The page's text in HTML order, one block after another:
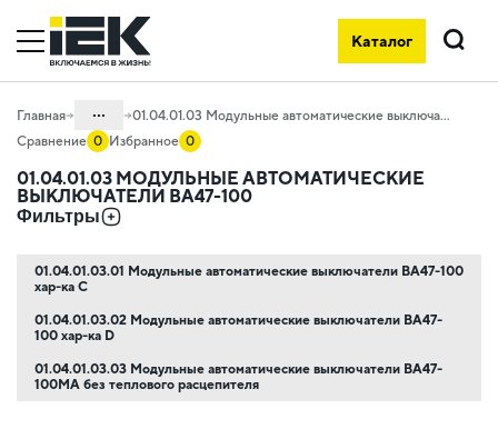
Каталог
Поиск
Главная ...
Каталог
01. Модульное оборудование
выключатели KARAT
01.04.01.03 Модульные автоматические выключатели ВА47-100
Сравнение 0 Избранное 0
01.04.01.03 МОДУЛЬНЫЕ АВТОМАТИЧЕСКИЕ
ВЫКЛЮЧАТЕЛИ ВА47-100
Фильтры
01.04.01.03.01 Модульные автоматические выключатели ВА47-100
хар-ка C
01.04.01.03.02 Модульные автоматические выключатели ВА47-
100 хар-ка D
01.04.01.03.03 Модульные автоматические выключатели ВА47-
100MA без теплового расцепителя